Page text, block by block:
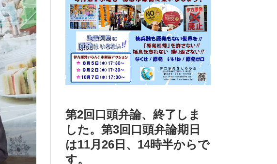
第2回口頭弁論、終了しま
した。第3回口頭弁論期日
は11月26日、14時半からで
す。